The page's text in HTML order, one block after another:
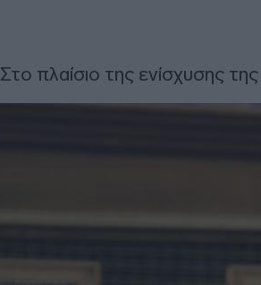
Στο πλαίσιο της ενίσχυσης